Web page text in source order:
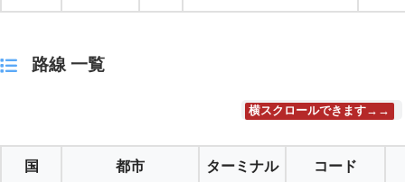
路線 一覧
横スクロールできます→→
国 都市 ターミナル コード